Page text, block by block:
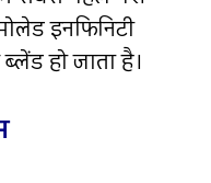
इनफि‍निटी
हो जाता है।